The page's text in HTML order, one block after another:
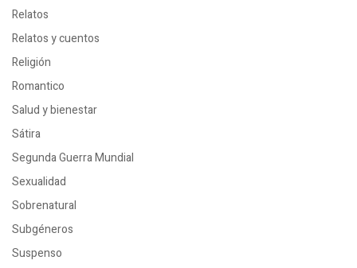
Relatos
Relatos y cuentos
Religión
Romantico
Salud y bienestar
Sátira
Segunda Guerra Mundial
Sexualidad
Sobrenatural
Subgéneros
Suspenso